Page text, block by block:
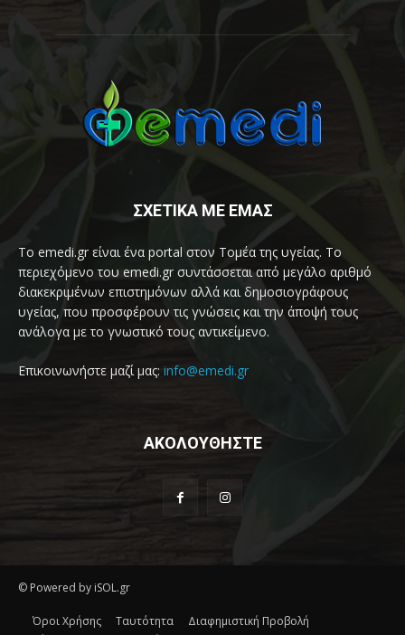
ΣΧΕΤΙΚΑ ΜΕ ΕΜΑΣ
Το emedi.gr είναι ένα portal στον Τομέα της υγείας. Το
περιεχόμενο του emedi.gr συντάσσεται από μεγάλο αριθμό
διακεκριμένων επιστημόνων αλλά και δημοσιογράφους
υγείας, που προσφέρουν τις γνώσεις και την άποψή τους
ανάλογα με το γνωστικό τους αντικείμενο.
Επικοινωνήστε μαζί μας: info@emedi.gr
ΑΚΟΛΟΥΘΗΣΤΕ
© Powered by iSOL.gr
Όροι Χρήσης Ταυτότητα
Διαφημιστική Προβολή